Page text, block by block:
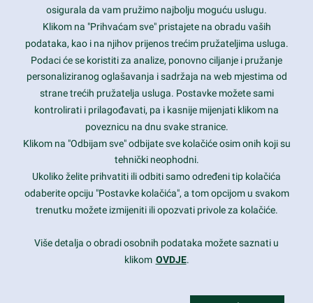
Latest trends and much more...
Contact Info
1600 Amphitheatre Parkway, Mountain View, CA 94043
prothemes.net@gmail.com
Daily: 9:00 am - 6:00 pm
Sunday: Closed
Copyright 2017FRESHFACE© All Rights Reserved
osigurala da vam pružimo najbolju moguću uslugu.
Klikom na "Prihvaćam sve" pristajete na obradu vaših
podataka, kao i na njihov prijenos trećim pružateljima usluga.
Podaci će se koristiti za analize, ponovno ciljanje i pružanje
personaliziranog oglašavanja i sadržaja na web mjestima od
strane trećih pružatelja usluga. Postavke možete sami
kontrolirati i prilagođavati, pa i kasnije mijenjati klikom na
poveznicu na dnu svake stranice.
Klikom na "Odbijam sve" odbijate sve kolačiće osim onih koji su
tehnički neophodni.
Ukoliko želite prihvatiti ili odbiti samo određeni tip kolačića
odaberite opciju "Postavke kolačića", a tom opcijom u svakom
trenutku možete izmijeniti ili opozvati privole za kolačiće.
Više detalja o obradi osobnih podataka možete saznati u
klikom OVDJE.